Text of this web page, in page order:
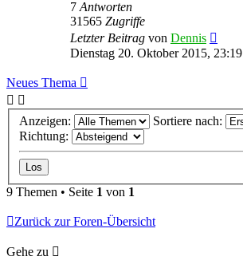
7 Antworten
31565 Zugriffe
Letzter Beitrag von Dennis
Dienstag 20. Oktober 2015, 23:19
Neues Thema
Anzeigen:
Sortiere nach:
Richtung:
9 Themen • Seite 1 von 1
Zurück zur Foren-Übersicht
Gehe zu